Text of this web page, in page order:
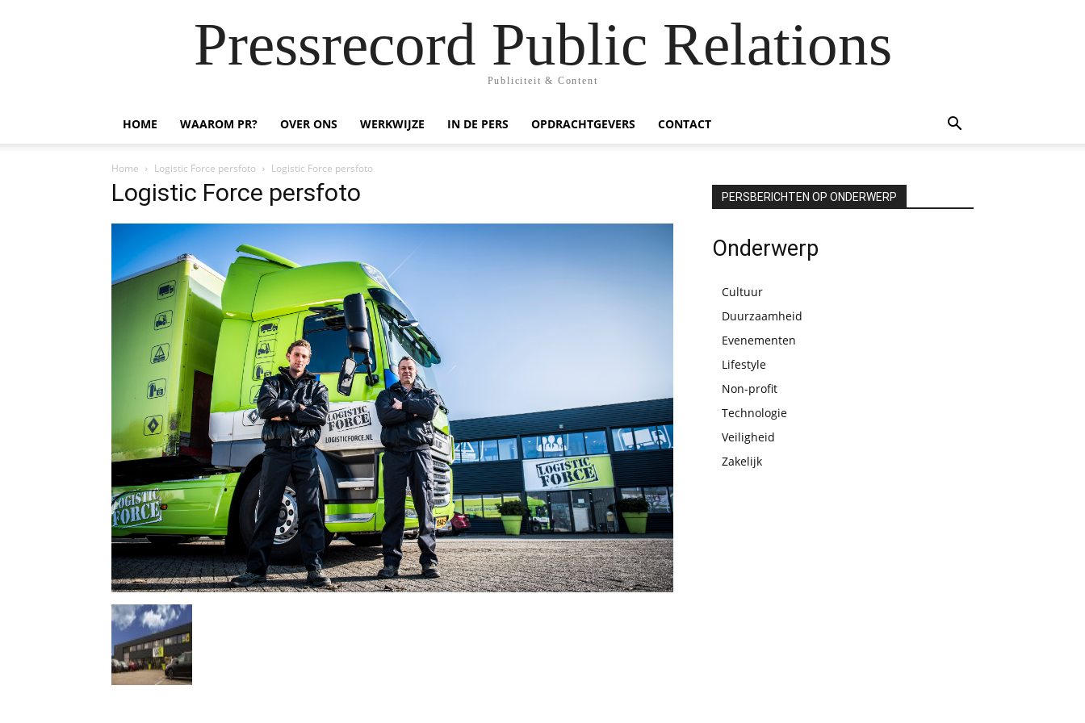
Pressrecord Public Relations
Publiciteit & Content
HOME WAAROM PR? OVER ONS WERKWIJZE IN DE PERS OPDRACHTGEVERS CONTACT
Home Logistic Force persfoto Logistic Force persfoto
Logistic Force persfoto PERSBERICHTEN OP ONDERWERP
Onderwerp
Cultuur
Duurzaamheid
Evenementen
Lifestyle
Non-profit
Technologie
Veiligheid
Zakelijk